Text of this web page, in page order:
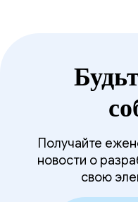
Получайте
новости о
свою